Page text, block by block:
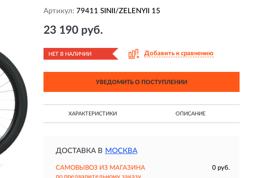
Артикул: 79411 SINII/ZELENYII 15
23 190 руб.
НЕТ В НАЛИЧИИ Добавить к сравнению
УВЕДОМИТЬ О ПОСТУПЛЕНИИ
ХАРАКТЕРИСТИКИ ОПИСАНИЕ
ДОСТАВКА В МОСКВА
САМОВЫВОЗ ИЗ МАГАЗИНА
0 руб.